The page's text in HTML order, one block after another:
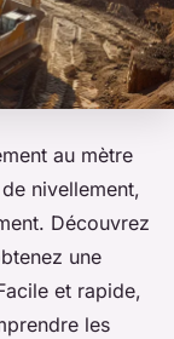
au mètre
nivellement,
Découvrez
une
et rapide,
les